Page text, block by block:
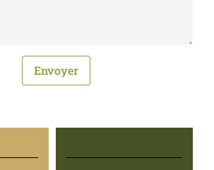
Envoyer